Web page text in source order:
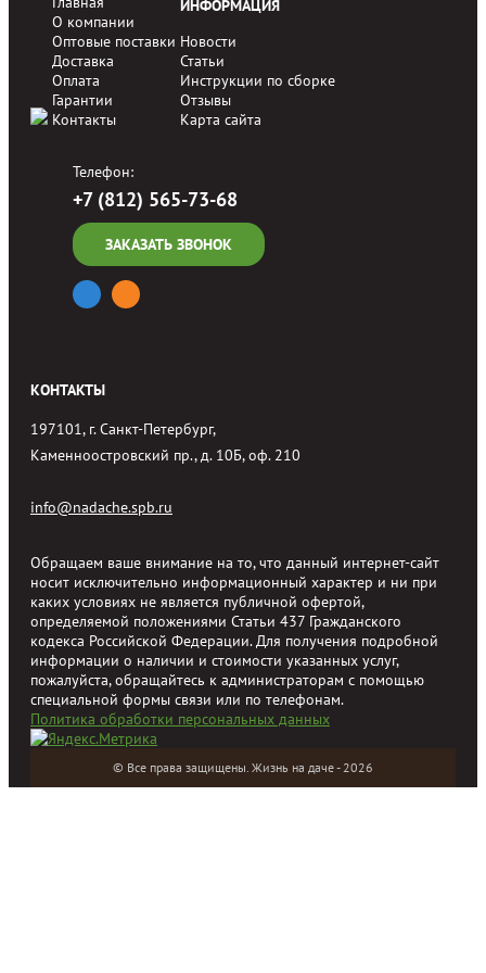
О компании
Оптовые поставки
Доставка
Оплата
Гарантии
Контакты
ИНФОРМАЦИЯ
Новости
Статьи
Инструкции по сборке
Отзывы
Карта сайта
Телефон:
+7 (812) 565-73-68
ЗАКАЗАТЬ ЗВОНОК
КОНТАКТЫ
197101, г. Санкт-Петербург,
Каменноостровский пр., д. 10Б, оф. 210
info@nadache.spb.ru
Обращаем ваше внимание на то, что данный интернет-сайт
носит исключительно информационный характер и ни при
каких условиях не является публичной офертой,
определяемой положениями Статьи 437 Гражданского
кодекса Российской Федерации. Для получения подробной
информации о наличии и стоимости указанных услуг,
пожалуйста, обращайтесь к администраторам с помощью
специальной формы связи или по телефонам.
Политика обработки персональных данных
© Все права защищены. Жизнь на даче - 2026